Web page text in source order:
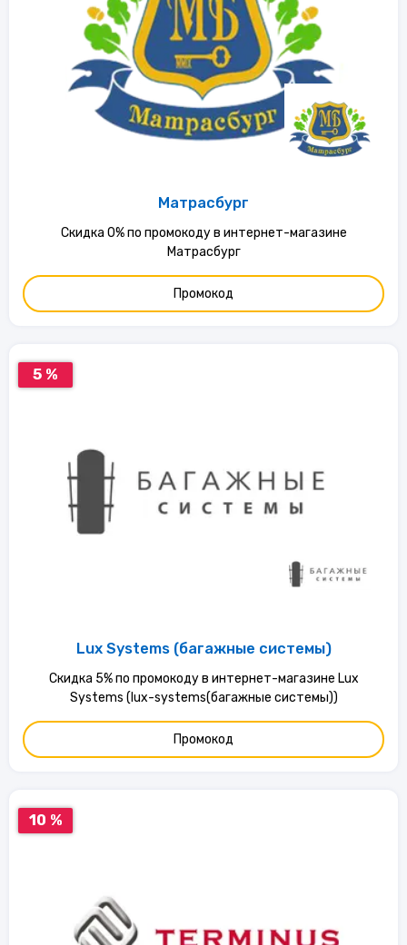
Матрасбург
Скидка 0% по промокоду в интернет-магазине
Матрасбург
Промокод
5 %
Lux Systems (багажные системы)
Скидка 5% по промокоду в интернет-магазине Lux
Systems (lux-systems(багажные системы))
Промокод
10 %